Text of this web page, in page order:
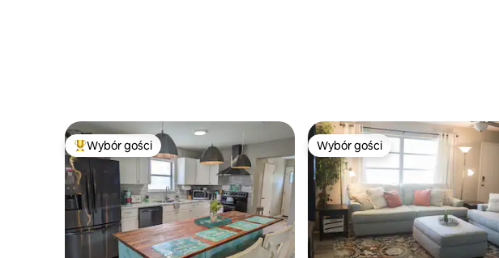
Najpopularniejsze z kategorii Wybór gości
Wybór gości Wybór gości
Wybór gości